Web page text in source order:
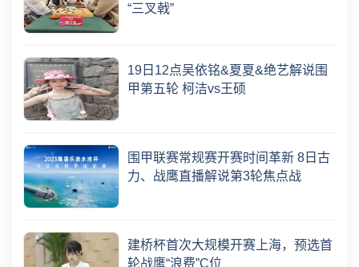
“三叉戟”
19日12点吴依铭&夏夏&绝艺解说围
甲第五轮 柯洁vs王硕
围甲联赛常规赛开赛时间革新 8日古
力、战鹰直播解说第3轮焦点战
建桥杯首次大规模开赛上海，预选首
轮战鹰“浪费”C位